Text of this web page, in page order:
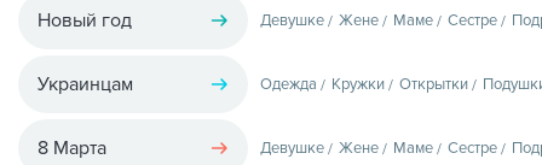
Новый год Девушке Жене Маме Сестре
Украинцам Одежда Кружки Открытки
8 Марта Девушке Жене Маме Сестре